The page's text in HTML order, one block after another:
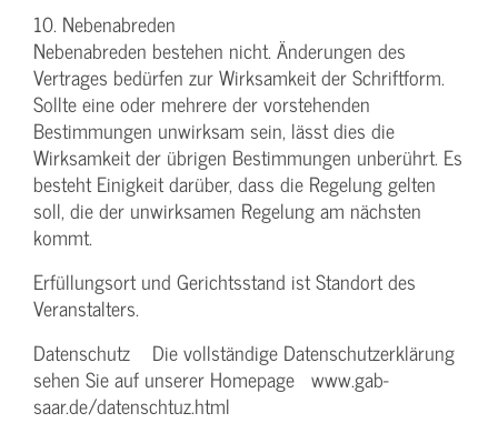
10. Nebenabreden
Nebenabreden bestehen nicht. Änderungen des
Vertrages bedürfen zur Wirksamkeit der Schriftform.
Sollte eine oder mehrere der vorstehenden
Bestimmungen unwirksam sein, lässt dies die
Wirksamkeit der übrigen Bestimmungen unberührt. Es
besteht Einigkeit darüber, dass die Regelung gelten
soll, die der unwirksamen Regelung am nächsten
kommt.
Erfüllungsort und Gerichtsstand ist Standort des
Veranstalters.
Datenschutz Die vollständige Datenschutzerklärung
sehen Sie auf unserer Homepage www.gab-
saar.de/datenschtuz.html